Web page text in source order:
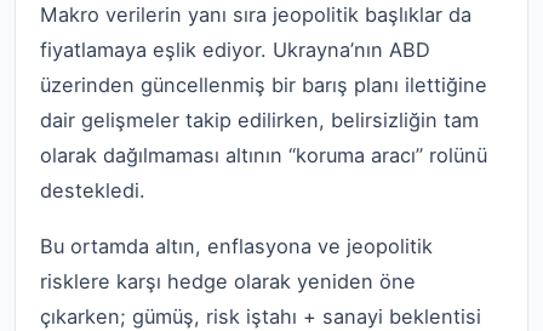
Makro verilerin yanı sıra jeopolitik başlıklar da
fiyatlamaya eşlik ediyor. Ukrayna’nın ABD
üzerinden güncellenmiş bir barış planı ilettiğine
dair gelişmeler takip edilirken, belirsizliğin tam
olarak dağılmaması altının “koruma aracı” rolünü
destekledi.
Bu ortamda altın, enflasyona ve jeopolitik
risklere karşı hedge olarak yeniden öne
çıkarken; gümüş, risk iştahı + sanayi beklentisi